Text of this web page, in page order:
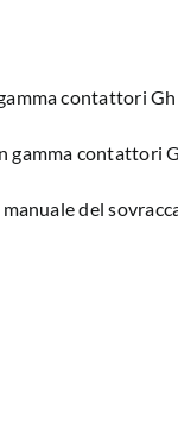
contattori
contattori
del